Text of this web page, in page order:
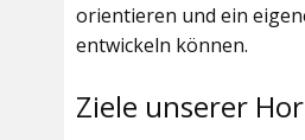
orientieren und ein
entwickeln können.
Ziele unserer